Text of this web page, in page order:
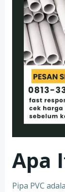
Apa
Pipa PVC